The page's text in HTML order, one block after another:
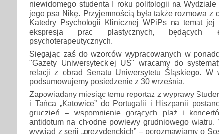
niewidomego studenta I roku politologii na Wydziale
jego psa Nikę. Przyjemnością była także rozmowa z
Katedry Psychologii Klinicznej WPiPs na temat jej
ekspresja prac plastycznych, będących
psychoterapeutycznych.
Sięgając zaś do wzorców wypracowanych w
"Gazety Uniwersyteckiej UŚ" wracamy do
relacji z obrad Senatu Uniwersytetu Śląskiego. W
podsumowujemy posiedzenie z 30 września.
Zapowiadany miesiąc temu reportaż z wyprawy
i Tańca „Katowice” do Portugalii i Hiszpanii
grudzień – wspomnienie gorących plaż i
antidotum na chłodne powiewy grudniowego
wywiad z serii „prezydenckich” – porozmawiamy o